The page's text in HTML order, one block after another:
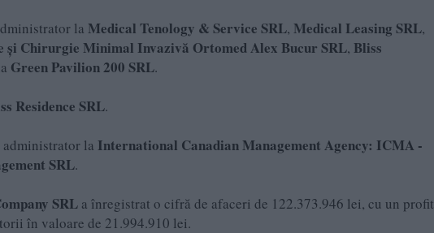
la Medical Tenology & Service SRL, Medical Leasing SRL,
și Chirurgie Minimal Invazivă Ortomed Alex Bucur SRL, Bliss
Green Pavilion 200 SRL.
Residence SRL.
administrator la International Canadian Management Agency: ICMA -
SRL.
SRL a înregistrat o cifră de afaceri de 122.373.946 lei, cu un profit
în valoare de 21.994.910 lei.